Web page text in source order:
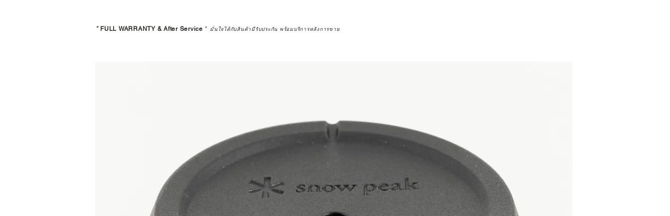
* FULL WARRANTY & After Service * มั่นใจได้กับสินค้ามีรับประกัน พร้อมบริการหลังการขาย